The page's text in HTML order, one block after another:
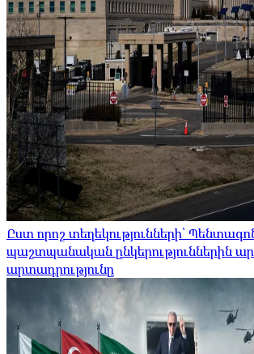
Ըստ որոշ տեղեկությունների՝
պաշտպանական ընկերություններին
արտադրությունը